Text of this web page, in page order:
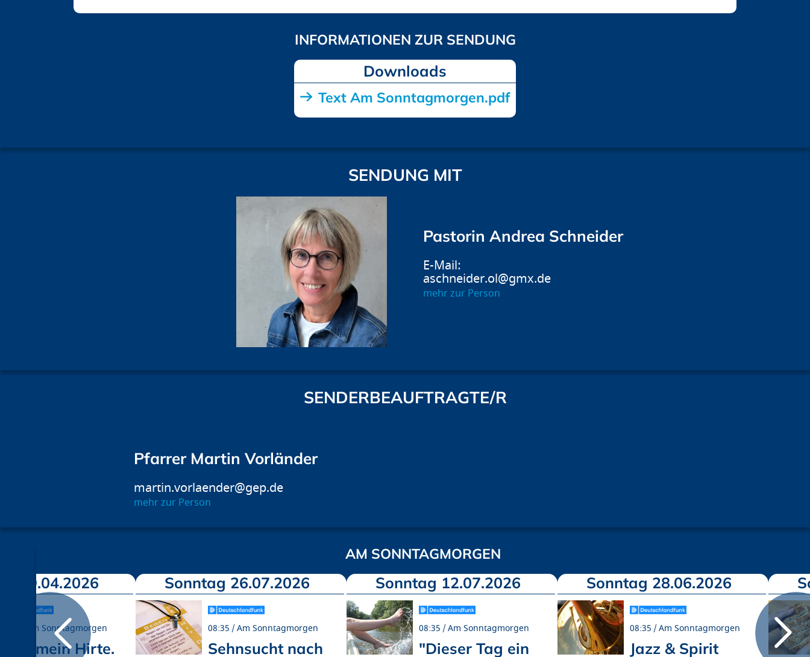
Downloads
Text Am Sonntagmorgen.pdf
SENDUNG MIT
Pastorin Andrea Schneider
aschneider.ol@gmx.de
mehr zur Person
SENDERBEAUFTRAGTE/R
Pfarrer Martin Vorländer
martin.vorlaender@gep.de
mehr zur Person
AM SONNTAGMORGEN
19.04.2026
Am Sonntagmorgen
mein Hirte.
Sonntag 26.07.2026
08:35 Am Sonntagmorgen
Sehnsucht nach
Sonntag 12.07.2026
08:35 Am Sonntagmorgen
"Dieser Tag ein
Sonntag 28.06.2026
08:35 Am Sonntagmorgen
Jazz & Spirit